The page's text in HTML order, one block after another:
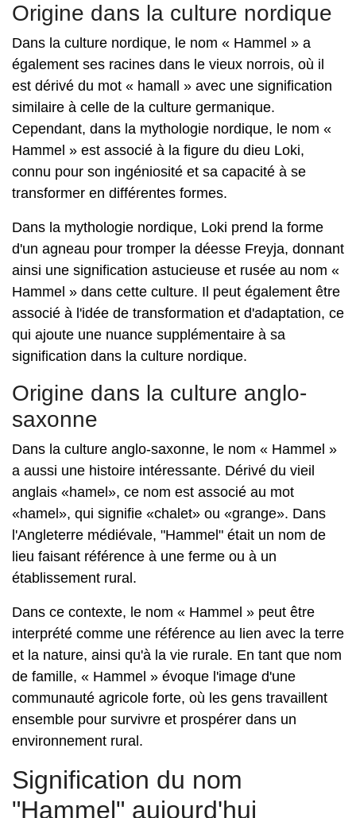
Origine dans la culture nordique
Dans la culture nordique, le nom « Hammel » a
également ses racines dans le vieux norrois, où il
est dérivé du mot « hamall » avec une signification
similaire à celle de la culture germanique.
Cependant, dans la mythologie nordique, le nom «
Hammel » est associé à la figure du dieu Loki,
connu pour son ingéniosité et sa capacité à se
transformer en différentes formes.
Dans la mythologie nordique, Loki prend la forme
d'un agneau pour tromper la déesse Freyja, donnant
ainsi une signification astucieuse et rusée au nom «
Hammel » dans cette culture. Il peut également être
associé à l'idée de transformation et d'adaptation, ce
qui ajoute une nuance supplémentaire à sa
signification dans la culture nordique.
Origine dans la culture anglo-
saxonne
Dans la culture anglo-saxonne, le nom « Hammel »
a aussi une histoire intéressante. Dérivé du vieil
anglais «hamel», ce nom est associé au mot
«hamel», qui signifie «chalet» ou «grange». Dans
l'Angleterre médiévale, "Hammel" était un nom de
lieu faisant référence à une ferme ou à un
établissement rural.
Dans ce contexte, le nom « Hammel » peut être
interprété comme une référence au lien avec la terre
et la nature, ainsi qu'à la vie rurale. En tant que nom
de famille, « Hammel » évoque l'image d'une
communauté agricole forte, où les gens travaillent
ensemble pour survivre et prospérer dans un
environnement rural.
Signification du nom
"Hammel" aujourd'hui